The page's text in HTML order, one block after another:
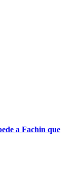
a Fachin que